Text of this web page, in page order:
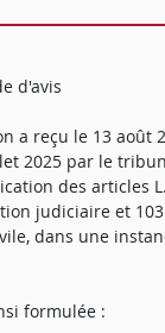
d'avis
a reçu le 13 août
2025 par le
des articles
judiciaire et
dans une
formulée :